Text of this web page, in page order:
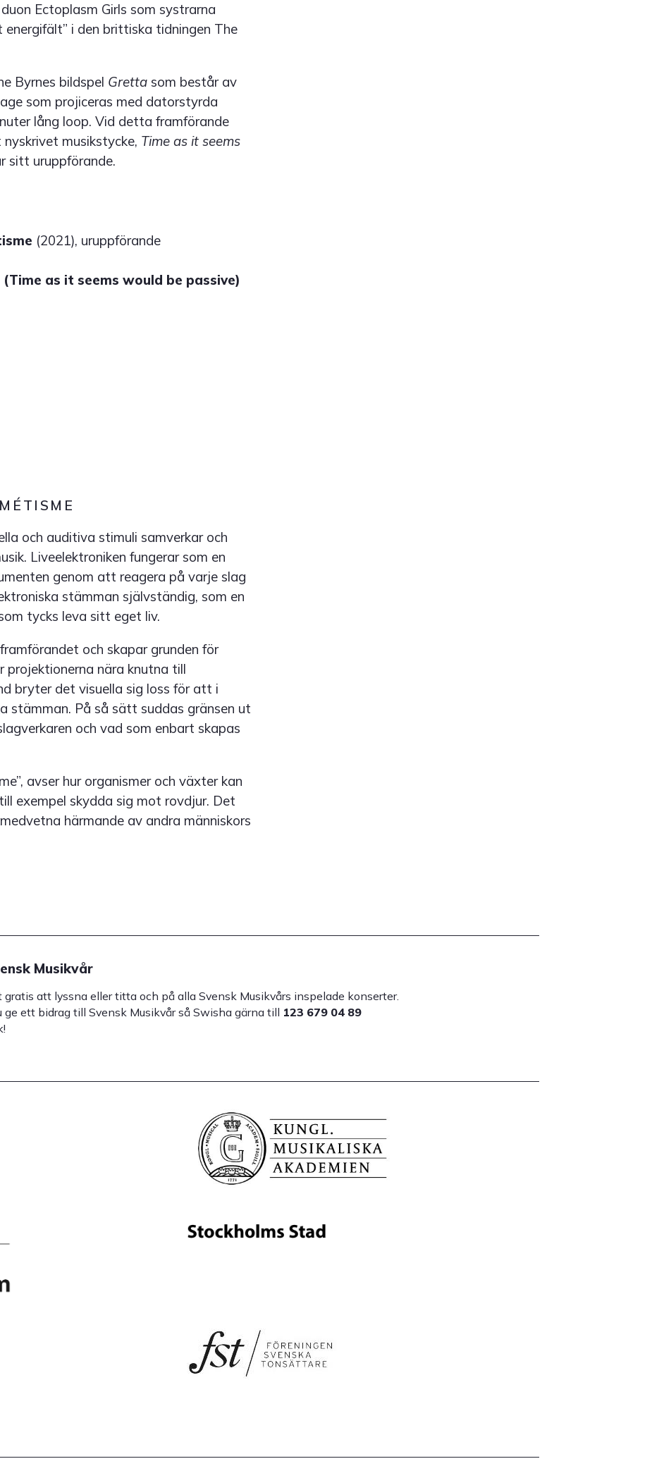
Ectoplasm Girls som systrarna
energifält” i den brittiska tidningen The
Byrnes bildspel Gretta som består av
som projiceras med datorstyrda
lång loop. Vid detta framförande
musikstycke, Time as it seems
sitt uruppförande.
(2021), uruppförande
as it seems would be passive)
och auditiva stimuli samverkar och
Liveelektroniken fungerar som en
genom att reagera på varje slag
stämman självständig, som en
tycks leva sitt eget liv.
och skapar grunden för
projektionerna nära knutna till
bryter det visuella sig loss för att i
stämman. På så sätt suddas gränsen ut
och vad som enbart skapas
avser hur organismer och växter kan
exempel skydda sig mot rovdjur. Det
härmande av andra människors
Musikvår
gratis att lyssna eller titta och på alla Svensk Musikvårs inspelade konserter.
ge ett bidrag till Svensk Musikvår så Swisha gärna till 123 679 04 89